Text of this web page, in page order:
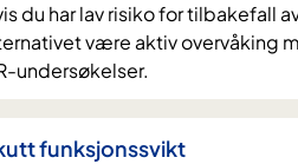
du har lav risiko for tilbakefall
være aktiv overvåking
undersøkelser.
funksjonssvikt